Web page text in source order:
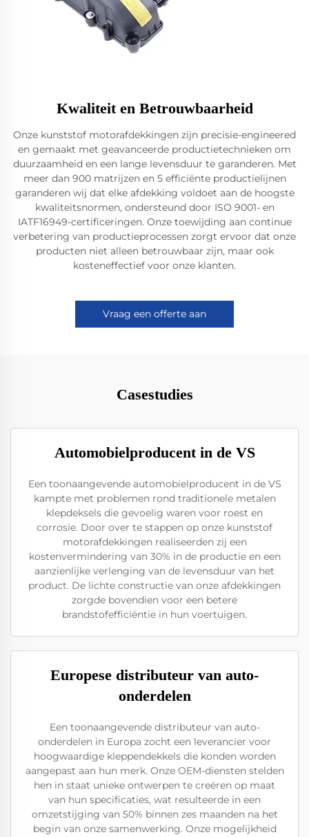
Kwaliteit en Betrouwbaarheid
Onze kunststof motorafdekkingen zijn precisie-engineered
en gemaakt met geavanceerde productietechnieken om
duurzaamheid en een lange levensduur te garanderen. Met
meer dan 900 matrijzen en 5 efficiënte productielijnen
garanderen wij dat elke afdekking voldoet aan de hoogste
kwaliteitsnormen, ondersteund door ISO 9001- en
IATF16949-certificeringen. Onze toewijding aan continue
verbetering van productieprocessen zorgt ervoor dat onze
producten niet alleen betrouwbaar zijn, maar ook
kosteneffectief voor onze klanten.
Vraag een offerte aan
Casestudies
Automobielproducent in de VS
Een toonaangevende automobielproducent in de VS
kampte met problemen rond traditionele metalen
klepdeksels die gevoelig waren voor roest en
corrosie. Door over te stappen op onze kunststof
motorafdekkingen realiseerden zij een
kostenvermindering van 30% in de productie en een
aanzienlijke verlenging van de levensduur van het
product. De lichte constructie van onze afdekkingen
zorgde bovendien voor een betere
brandstofefficiëntie in hun voertuigen.
Europese distributeur van auto-
onderdelen
Een toonaangevende distributeur van auto-
onderdelen in Europa zocht een leverancier voor
hoogwaardige kleppendekkels die konden worden
aangepast aan hun merk. Onze OEM-diensten stelden
hen in staat unieke ontwerpen te creëren op maat
van hun specificaties, wat resulteerde in een
omzetstijging van 50% binnen zes maanden na het
begin van onze samenwerking. Onze mogelijkheid